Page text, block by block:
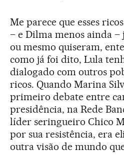
Me parece que esses
– e Dilma menos ainda –
ou mesmo quiseram,
como já foi dito, Lula
dialogado com outros
ricos. Quando Marina
primeiro debate entre
presidência, na Rede
líder seringueiro Chico
por sua resistência, era
outra visão de mundo